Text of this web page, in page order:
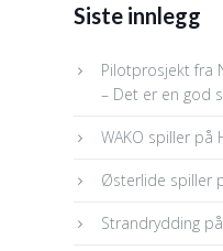
Siste innlegg
Pilotprosjekt fra
– Det er en god
WAKO spiller på
Østerlide spiller
Strandrydding